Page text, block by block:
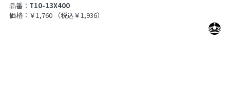
品番： T10-13X400
価格：￥1,760
（税込￥1,936）